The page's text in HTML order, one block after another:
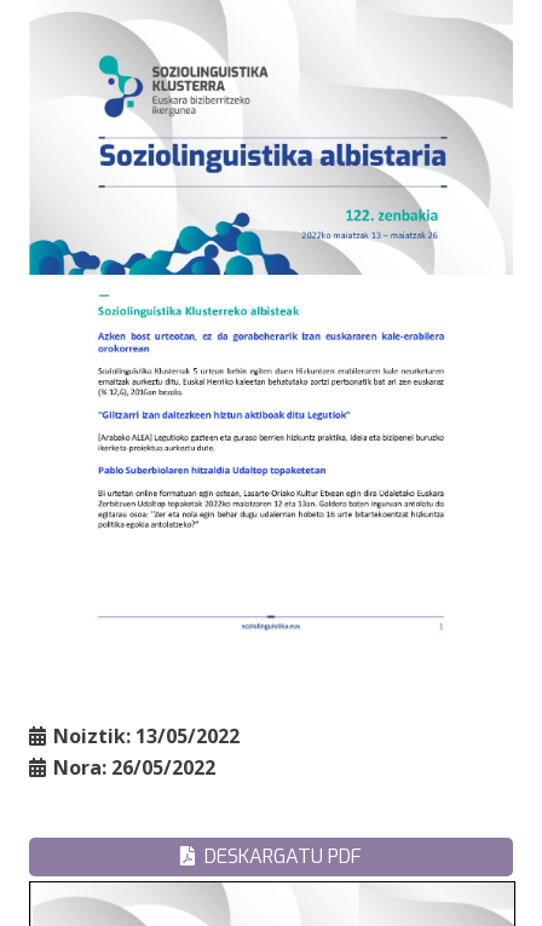
Noiztik: 13/05/2022
Nora: 26/05/2022
DESKARGATU PDF